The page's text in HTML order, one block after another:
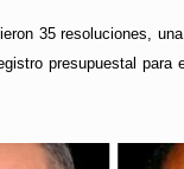
35 resoluciones, una
presupuestal para